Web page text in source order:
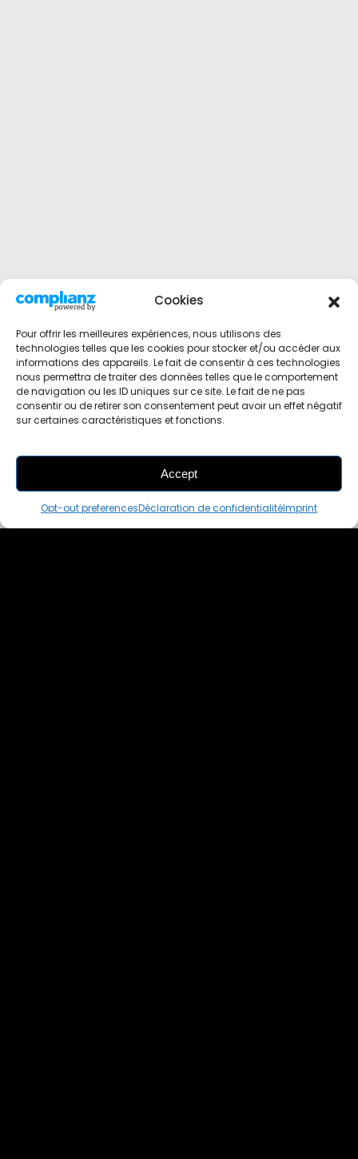
Cookies
Pour offrir les meilleures expériences, nous utilisons des
technologies telles que les cookies pour stocker et/ou accéder aux
informations des appareils. Le fait de consentir à ces technologies
nous permettra de traiter des données telles que le comportement
de navigation ou les ID uniques sur ce site. Le fait de ne pas
consentir ou de retirer son consentement peut avoir un effet négatif
sur certaines caractéristiques et fonctions.
Accept
Opt-out preferencesDéclaration de confidentialitéImprint
ADD
TO CART